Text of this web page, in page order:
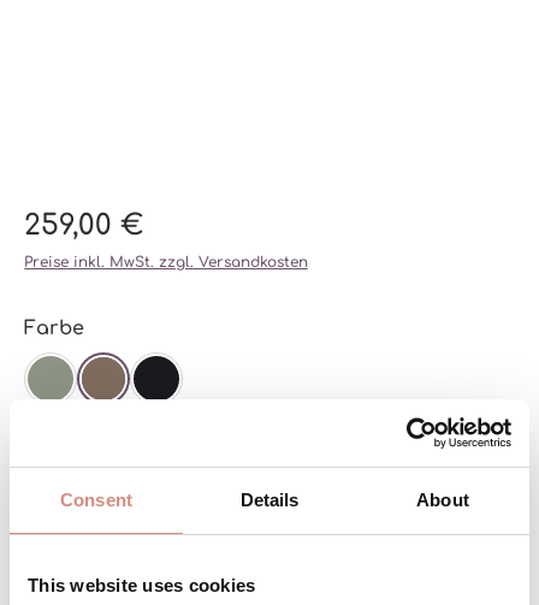
Consent Details About
This website uses cookies
259,00 €
Preise inkl. MwSt. zzgl. Versandkosten
Farbeauswählen
AGAVECHESTNUTSCHWARZ
XS S XL (DIESE OPTION IST